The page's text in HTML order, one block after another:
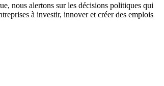
nous alertons sur les décisions politiques qui
à investir, innover et créer des emplois